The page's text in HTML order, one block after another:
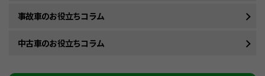
事故車のお役立ちコラム
中古車のお役立ちコラム